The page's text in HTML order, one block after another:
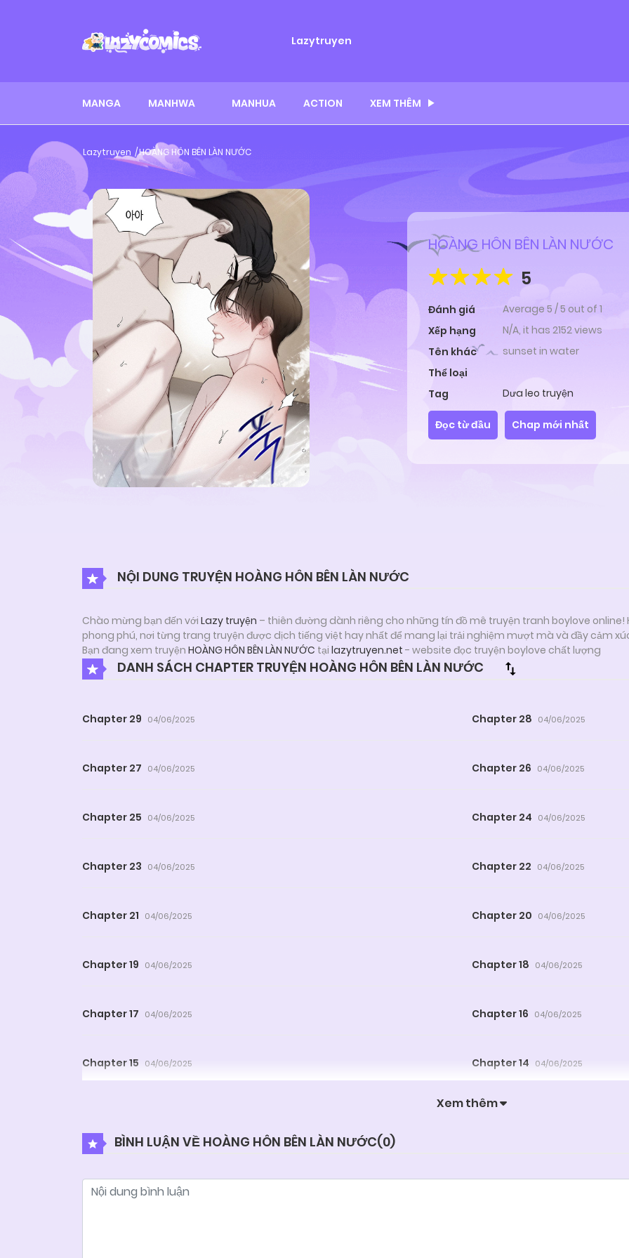
Lazytruyen
MANGA MANHWA MANHUA ACTION XEM THÊM
Lazytruyen HOÀNG HÔN BÊN LÀN NƯỚC
HOÀNG HÔN BÊN LÀN NƯỚC
5
Đánh giá Average 5 /5 out of 1
Xếp hạng
N/A, it has 2152 views
Tên khác
sunset in water
Thể loại
Tag
Dưa leo truyện
Đọc từ đầu Chap mới nhất
NỘI DUNG TRUYỆN HOÀNG HÔN BÊN LÀN NƯỚC
Chào mừng bạn đến với Lazy truyện – thiên đường dành riêng cho những tín đồ mê truyện tranh boylove
phong phú, nơi từng trang truyện được dịch tiếng việt hay nhất để mang lại trải nghiệm mượt mà và đầy cảm
Bạn đang xem truyện HOÀNG HÔN BÊN LÀN NƯỚC tại lazytruyen.net - website đọc truyện boylove chất lượng
DANH SÁCH CHAPTER TRUYỆN HOÀNG HÔN BÊN LÀN NƯỚC
Chapter 29 04/06/2025 Chapter 28 04/06/2025
Chapter 27 04/06/2025 Chapter 26 04/06/2025
Chapter 25 04/06/2025 Chapter 24 04/06/2025
Chapter 23 04/06/2025 Chapter 22 04/06/2025
Chapter 21 04/06/2025 Chapter 20 04/06/2025
Chapter 19 04/06/2025 Chapter 18 04/06/2025
Chapter 17 04/06/2025 Chapter 16 04/06/2025
Chapter 15 04/06/2025 Chapter 14 04/06/2025
Xem thêm
BÌNH LUẬN VỀ HOÀNG HÔN BÊN LÀN NƯỚC(0)